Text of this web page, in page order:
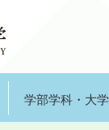
学部学科・大